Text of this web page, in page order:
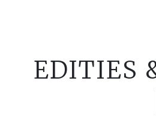
EDITIES